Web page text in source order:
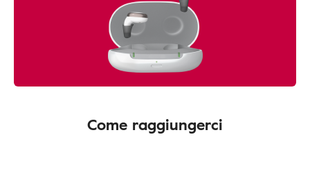
Come raggiungerci